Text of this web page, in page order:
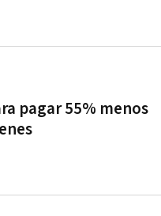
pagar 55% menos